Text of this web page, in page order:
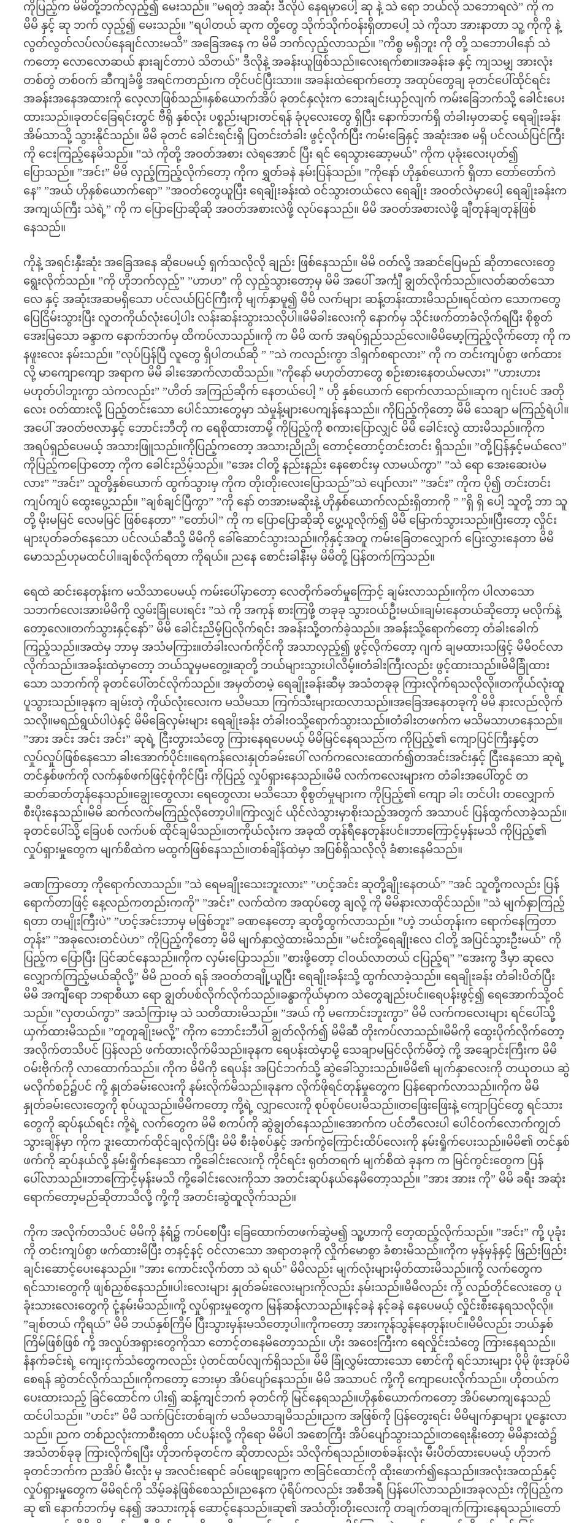
ကိုပြည့်က မိမိတို့ဘက်လှည့်၍ မေးသည်။ ”မရတဲ့ အဆုံး ဒီလိုပဲ နေရမှာပေါ့ ဆု နဲ့ သဲ ရော ဘယ်လို သဘောရလဲ” ကို က
မိမိ နှင့် ဆု ဘက် လှည့်၍ မေးသည်။ ”ရပါတယ် ဆုက တို့တွေ သိုက်သိုက်ဝန်းရှိတာပေါ့ သဲ ကိုသာ အားနာတာ သူ့ ကိုကို နဲ့
လွတ်လွတ်လပ်လပ်နေချင်လားမသိ” အခြေအနေ က မိမိ ဘက်လှည့်လာသည်။ ”ကိစ္စ မရှိဘူး ကို တို့ သဘောပါနော် သဲ
ကတော့ လောလောဆယ် နားချင်တာပဲ သိတယ်” ဒီလိုနဲ့ အခန်းယူဖြစ်သည်။လေးရက်စာ။အခန်းခ နှင့် ကျသမျှ အားလုံး
တစ်တွဲ တစ်ဝက် ဆီကျခံဖို့ အရင်ကတည်းက တိုင်ပင်ပြီးသား။ အခန်းထဲရောက်တော့ အထုပ်တွေချ ခုတင်ပေါ်ထိုင်ရင်း
အခန်းအနေအထားကို လေ့လာဖြစ်သည်။နှစ်ယောက်အိပ် ခုတင်နှလုံးက ဘေးချင်းယှဉ်လျက် ကမ်းခြေဘက်သို့ ခေါင်းပေး
ထားသည်။ခုတင်ခြေရင်းတွင် ဗီရို နှစ်လုံး ပစ္စည်းများတင်ရန် ခုံပုလေးတွေ ရှိပြီး နောက်ဘက်ရှိ တံခါးမှတဆင့် ရေချိုးခန်း
အိမ်သာသို့ သွားနိုင်သည်။ မိမိ ခုတင် ခေါင်းရင်းရှိ ပြတင်းတံခါး ဖွင့်လိုက်ပြီး ကမ်းခြေနှင့် အဆုံးအစ မရှိ ပင်လယ်ပြင်ကြီး
ကို ငေးကြည့်နေမိသည်။ ”သဲ ကိုတို့ အဝတ်အစား လဲရအောင် ပြီး ရင် ရေသွားဆော့မယ်” ကိုက ပုခုံးလေးပုတ်၍
ပြောသည်။ ”အင်း” မိမိ လှည့်ကြည့်လိုက်တော့ ကိုက ရွှတ်ခနဲ နမ်းပြန်သည်။ ”ကိုနော် ဟိုနှစ်ယောက် ရှိတာ တော်တော်ကဲ
နေ” ”အယ် ဟိုနှစ်ယောက်ရော” ”အဝတ်တွေယူပြီး ရေချိုးခန်းထဲ ဝင်သွားတယ်လေ ရေချိုး အဝတ်လဲမှာပေါ့ ရေချိုးခန်းက
အကျယ်ကြီး သဲရဲ့” ကို က ပြောပြောဆိုဆို အဝတ်အစားလဲဖို့ လုပ်နေသည်။ မိမိ အဝတ်အစားလဲဖို့ ချီတုန်ချတုန်ဖြစ်
နေသည်။
ကိုနဲ့ အရင်းနှီးဆုံး အခြေအနေ ဆိုပေမယ့် ရှက်သလိုလို ချည်း ဖြစ်နေသည်။ မိမိ ဝတ်လို့ အဆင်ပြေမည် ဆိုတာလေးတွေ
ရွေးလိုက်သည်။ ”ကို ဟိုဘက်လှည့်” ”ဟာဟ” ကို လှည့်သွားတော့မှ မိမိ အပေါ် အင်္ကျီ ချွတ်လိုက်သည်။လတ်ဆတ်သော
လေ နှင့် အဆုံးအဆမရှိသော ပင်လယ်ပြင်ကြီးကို မျက်နှာမူ၍ မိမိ လက်များ ဆန့်တန်းထားမိသည်။ရင်ထဲက သောကတွေ
ပြေငြိမ်းသွားပြီး လူတကိုယ်လုံးပေါ့ပါး လန်းဆန်းသွားသလိုပါ။မိမိခါးလေးကို နောက်မှ သိုင်းဖက်တာခံလိုက်ရပြီး စိုစွတ်
အေးမြသော ခန္ဒာက နောက်ဘက်မှ ထိကပ်လာသည်။ကို က မိမိ ထက် အရပ်ရှည်သည်လေ။မိမိမော့ကြည့်လိုက်တော့ ကို က
နဖူးလေး နမ်းသည်။ ”လုပ်ပြန်ပြီ လူတွေ ရှိပါတယ်ဆို ” ”သဲ ကလည်းကွာ ဒါရှက်စရာလား” ကို က တင်းကျပ်စွာ ဖက်ထား
လို့ မာကျောကျော အရာက မိမိ ခါးအောက်လာထိသည်။ ”ကိုနော် မဟုတ်တာတွေ စဉ်းစားနေတယ်မလား” ”ဟားဟား
မဟုတ်ပါဘူးကွာ သဲကလည်း” ”ဟိတ် အကြည်ဆိုက် နေတယ်ပေါ့ ” ဟို နှစ်ယောက် ရောက်လာသည်။ဆုက ဂျင်းပင် အတို
လေး ဝတ်ထားလို့ ပြည့်တင်းသော ပေါင်သားတွေမှာ သဲမှုန့်များပေကျန်နေသည်။ ကိုပြည့်ကိုတော့ မိမိ သေချာ မကြည့်ရဲပါ။
အပေါ် အဝတ်ဗလာနှင့် ဘောင်းဘီတို က ရေစိုထားတာမို့ ကိုပြည့်ကို စကားပြောလျှင် မိမိ ခေါင်းလွဲ ထားမိသည်။ကိုက
အရပ်ရှည်ပေမယ့် အသားဖြူသည်။ကိုပြည့်ကတော့ အသားညိုညို တောင့်တောင့်တင်းတင်း ရှိသည်။ ”တို့ပြန်နှင့်မယ်လေ”
ကိုပြည့်ကပြောတော့ ကိုက ခေါင်းညိမ့်သည်။ ”အေး ငါတို့ နည်းနည်း နေစောင်းမှ လာမယ်ကွာ” ”သဲ ရော အေးဆေးပဲမ
လား” ”အင်း” သူတို့နှစ်ယောက် ထွက်သွားမှ ကိုက တိုးတိုးလေးပြောသည်”သဲ ပျော်လား” ”အင်း” ကိုက ပို၍ တင်းတင်း
ကျပ်ကျပ် ထွေးပွေ့သည်။ ”ချစ်ချင်ပြီကွာ” ”ကို နော် တအားမဆိုးနဲ့ ဟိုနှစ်ယောက်လည်းရှိတာကို ” ”ရှိ ရှိ ပေါ့ သူတို့ ဘာ သူ
တို့ မိုးမမြင် လေမမြင် ဖြစ်နေတာ” ”တော်ပါ” ကို က ပြောပြောဆိုဆို ပွေ့ယူလိုက်၍ မိမိ မြောက်သွားသည်။ပြီးတော့ လှိုင်း
များပုတ်ခတ်နေသော ပင်လယ်ဆီသို့ မိမိကို ခေါ်ဆောင်သွားသည်။ကိုနှင့်အတူ ကမ်းခြေတလျှောက် ပြေးလွှားနေတာ မိမိ
မောသည်ဟုမထင်ပါ။ချစ်လိုက်ရတာ ကိုရယ်။ ညနေ စောင်းခါနီးမှ မိမိတို့ ပြန်တက်ကြသည်။
ရေထဲ ဆင်းနေတုန်းက မသိသာပေမယ့် ကမ်းပေါ်မှာတော့ လေတိုက်ခတ်မှုကြောင့် ချမ်းလာသည်။ကိုက ပါလာသော
သဘက်လေးအားမိမိကို လွှမ်းခြုံပေးရင်း ”သဲ ကို အကုန် စားကြဖို့ တခုခု သွားဝယ်ဦးမယ်။ချမ်းနေတယ်ဆိုတော့ မလိုက်နဲ့
တော့လေ။တက်သွားနှင့်နော်” မိမိ ခေါင်းညိမ့်ပြလိုက်ရင်း အခန်းသို့တက်ခဲ့သည်။ အခန်းသို့ရောက်တော့ တံခါးခေါက်
ကြည့်သည်။အထဲမှ ဘာမှ အသံမကြား။တံခါးလက်ကိုင်ကို အသာလှည့်၍ ဖွင့်လိုက်တော့ ဂျက် ချမထားသဖြင့် မိမိဝင်လာ
လိုက်သည်။အခန်းထဲမှာတော့ ဘယ်သူမှမတွေ့။ဆုတို့ ဘယ်များသွားပါလိမ့်။တံခါးကြီးလည်း ဖွင့်ထားသည်။မိမိခြုံထား
သော သဘက်ကို ခုတင်ပေါ်တင်လိုက်သည်။ အမှတ်တမဲ့ ရေချိုးခန်းဆီမှ အသံတခုခု ကြားလိုက်ရသလိုလို။တကိုယ်လုံးထူ
ပူသွားသည်။ခုနက ချမ်းတဲ့ ကိုယ်လုံးလေးက မသိမသာ ကြက်သီးများထလာသည်။အခြေအနေတခုကို မိမိ နားလည်လိုက်
သလို။မရည်ရွယ်ပါပဲနှင့် မိမိခြေလှမ်းများ ရေချိုးခန်း တံခါးဝသို့ရောက်သွားသည်။တံခါးတဖက်က မသိမသာဟနေသည်။
”အား အင်း အင်း အင်း” ဆုရဲ့ ငြီးတွားသံတွေ ကြားနေရပေမယ့် မိမိမြင်နေရသည်က ကိုပြည့်၏ ကျောပြင်ကြီးနှင့်တ
လှုပ်လှုပ်ဖြစ်နေသော ခါးအောက်ပိုင်း။ရေကန်လေးနှုတ်ခမ်းပေါ် လက်ကလေးထောက်၍တအင်းအင်းနှင့် ငြီးနေသော ဆုရဲ့
တင်နှစ်ဖက်ကို လက်နှစ်ဖက်ဖြင့်စုံကိုင်ပြီး ကိုပြည့် လှုပ်ရှားနေသည်။မိမိ လက်ကလေးများက တံခါးအပေါ်တွင် တ
ဆတ်ဆတ်တုန်နေသည်။ချွေးတွေလား ရေတွေလား မသိသော စိုစွတ်မှုများက ကိုပြည့်၏ ကျော ခါး တင်ပါး တလျှောက်
စီးပိုးနေသည်။မိမိ ဆက်လက်မကြည့်လိုတော့ပါ။ကြာလျှင် ယိုင်လဲသွားမှာစိုးသည့်အတွက် အသာပင် ပြန်ထွက်လာခဲ့သည်။
ခုတင်ပေါ်သို့ ခြေပစ် လက်ပစ် ထိုင်ချမိသည်။တကိုယ်လုံးက အခုထိ တုန်ရီနေတုန်းပင်။ဘာကြောင့်မှန်းမသိ ကိုပြည့်၏
လှုပ်ရှားမှုတွေက မျက်စိထဲက မထွက်ဖြစ်နေသည်။တစ်ချိန်ထဲမှာ အပြစ်ရှိသလိုလို ခံစားနေမိသည်။
ခဏကြာတော့ ကိုရောက်လာသည်။ ”သဲ ရေမချိုးသေးဘူးလား” ”ဟင့်အင်း ဆုတို့ချိုးနေတယ်” ”အင် သူတို့ကလည်း ပြန်
ရောက်တာဖြင့် နေ့လည်ကတည်းကကို” ”အင်း” လက်ထဲက အထုပ်တွေ ချလို့ ကို မိမိနားလာထိုင်သည်။ ”သဲ မျက်နှာကြည့်
ရတာ တမျိုးကြီးပဲ” ”ဟင့်အင်းဘာမှ မဖြစ်ဘူး” ခဏနေတော့ ဆုတို့ထွက်လာသည်။ ”ဟဲ့ ဘယ်တုန်းက ရောက်နေကြတာ
တုန်း” ”အခုလေးတင်ပဲဟ” ကိုပြည့်ကိုတော့ မိမိ မျက်နှာလွှဲထားမိသည်။ ”မင်းတို့ရေချိုးလေ ငါတို့ အပြင်သွားဦးမယ်” ကို
ပြည့်က ပြောပြီး ပြင်ဆင်နေသည်။ကိုက လှမ်းပြောသည်။ ”စားဖို့တော့ ငါဝယ်လာတယ် ငပြည့်ရ” ”အေးကွ ဒီမှာ ဆုလေ
လျှောက်ကြည့်မယ်ဆိုလို့” မိမိ ညဝတ် ရန် အဝတ်တချို့ယူပြီး ရေချိုးခန်းသို့ ထွက်လာခဲ့သည်။ ရေချိုးခန်း တံခါးပိတ်ပြီး
မိမိ အကျီရော ဘရာစီယာ ရော ချွတ်ပစ်လိုက်လိုက်သည်။ခန္ဓာကိုယ်မှာက သဲတွေချည်းပင်။ရေပန်းဖွင့်၍ ရေအောက်သို့ဝင်
သည်။ ”လှတယ်ကွာ” အသံကြားမှ သဲ သတိထားမိသည်။ ”အယ် ကို မကောင်းဘူးကွာ” မိမိ လက်ကလေးများ ရင်ပေါ်သို့
ယှက်ထားမိသည်။ ”တူတူချိုးမလို့” ကိုက ဘောင်းဘီပါ ချွတ်လိုက်၍ မိမိဆီ တိုးကပ်လာသည်။မိမိကို ထွေးပိုက်လိုက်တော့
အလိုက်တသိပင် ပြန်လည် ဖက်ထားလိုက်မိသည်။ခုနက ရေပန်းထဲမှာမို့ သေချာမမြင်လိုက်မိတဲ့ ကို့ အချောင်းကြီးက မိမိ
ဝမ်းဗိုက်ကို လာထောက်သည်။ ကိုက မိမိကို ရေပန်း အပြင်ဘက်သို့ ဆွဲခေါ်သွားသည်။မိမိ၏ မျက်နှာလေးကို တယုတယ ဆွဲ
မလိုက်စဉ်၌ပင် ကို့ နှုတ်ခမ်းလေးကို နမ်းလိုက်မိသည်။ခုနက လိုက်ဖိုရင်တုန်မှုတွေက ပြန်ရောက်လာသည်။ကိုက မိမိ
နှုတ်ခမ်းလေးတွေကို စုပ်ယူသည်။မိမိကတော့ ကို့ရဲ့ လျှာလေးကို စုပ်စုပ်ပေးမိသည်။တဖြေးဖြေးနဲ့ ကျောပြင်တွေ ရင်သား
တွေကို ဆုပ်နယ်ရင်း ကို့ရဲ့ လက်တွေက မိမိ စကပ်ကို ဆွဲချွတ်နေသည်။အောက်က ပင်တီလေးပါ ပေါင်ဝက်လောက်ကျွတ်
သွားချိန်မှာ ကိုက ဒူးထောက်ထိုင်ချလိုက်ပြီး မိမိ စီးခုံစပ်နှင့် အက်ကွဲကြောင်းထိပ်လေးကို နမ်းရှိုက်ပေးသည်။မိမိ၏ တင်နှစ်
ဖက်ကို ဆုပ်နယ်လို့ နမ်းရှိုက်နေသော ကို့ခေါင်းလေးကို ကိုင်ရင်း ရုတ်တရက် မျက်စိထဲ ခုနက က မြင်ကွင်းတွေက ပြန်
ပေါ်လာသည်။ဘာကြောင့်မှန်းမသိ ကို့ခေါင်းလေးကိုသာ အတင်းဆုပ်နယ်နေမိတော့သည်။ ”အား အားး ကို” မိမိ ခရီး အဆုံး
ရောက်တော့မည်ဆိုတာသိလို့ ကို့ကို အတင်းဆွဲထူလိုက်သည်။
ကိုက အလိုက်တသိပင် မိမိကို နံရံ၌ ကပ်စေပြီး ခြေထောက်တဖက်ဆွဲမ၍ သူ့ဟာကို တေ့ထည့်လိုက်သည်။ ”အင်း” ကို့ ပုခုံး
ကို တင်းကျပ်စွာ ဖက်ထားမိပြီး တနင့်နင့် ဝင်လာသော အရာတခုကို လှိုက်မောစွာ ခံစားမိသည်။ကိုက မှန်မှန်နှင့် ဖြည်းဖြည်း
ချင်းဆောင့်ပေးနေသည်။ ”အား ကောင်းလိုက်တာ သဲ ရယ်” မိမိလည်း မျက်လုံးများမှိတ်ထားမိသည်။ကို့ လက်တွေက
ရင်သားတွေကို ဖျစ်ညှစ်နေသည်။ပါးလေးများ နှုတ်ခမ်းလေးများကိုလည်း နမ်းသည်။မိမိလည်း ကို့ လည်တိုင်လေးတွေ ပု
ခုံးသားလေးတွေကို ငုံ့နမ်းမိသည်။ကို့ လှုပ်ရှားမှုတွေက မြန်ဆန်လာသည်။နင့်ခနဲ နင့်ခနဲ နေပေမယ့် လှိုင်းစီးနေရသလိုလို။
”ချစ်တယ် ကိုရယ်” မိမိ ဘယ်နှစ်ကြိမ် ပြီးသွားမှန်းမသိတော့ပါ။ကိုကတော့ အားကုန်သွန်နေတုန်းပင်။မိမိလည်း ဘယ်နှစ်
ကြိမ်ဖြစ်ဖြစ် ကို့ အလှုပ်အရှားတွေကိုသာ တောင့်တနေမိတော့သည်။ ဟိုး အဝေးကြီးက ရေလှိုင်းသံတွေ ကြားနေရသည်။
နံနက်ခင်းရဲ့ ကျေးငှက်သံတွေကလည်း ပဲ့တင်ထပ်လျက်ရှိသည်။ မိမိ ခြုံလွှမ်းထားသော စောင်ကို ရင်သားများ ပိုမို ဖုံးအုပ်မိ
စေရန် ဆွဲတင်လိုက်သည်။ကိုကတော့ ဘေးမှာ အိပ်ပျော်နေသည်။ မိမိ အသာပင် ကို့ကို ကျောပေးလိုက်သည်။ ဟိုတယ်က
ပေးထားသည့် ခြင်ထောင်က ပါး၍ ဆန့်ကျင်ဘက် ခုတင်ကို မြင်နေရသည်။ဟိုနှစ်ယောက်ကတော့ အိပ်မောကျနေသည်
ထင်ပါသည်။ ”ဟင်း” မိမိ သက်ပြင်းတစ်ချက် မသိမသာချမိသည်။ညက အဖြစ်ကို ပြန်တွေးရင်း မိမိမျက်နှာများ ပူနွေးလာ
သည်။ ညက တစ်ညလုံးကာစီးရတာ ပင်ပန်းလို့ ကိုရော မိမိပါ အစောကြီး အိပ်ပျော်သွားသည်။တရေးနိုးတော့ မိမိနားထဲ၌
အသံတစ်ခုခု ကြားလိုက်ရပြီး ဟိုဘက်ခုတင်က ဆိုတာလည်း သိလိုက်ရသည်။တစ်ခန်းလုံး မီးပိတ်ထားပေမယ့် ဟိုဘက်
ခုတင်ဘက်က ညအိပ် မီးလုံး မှ အလင်းရောင် ခပ်ဖျော့ဖျော့က ဇာခြင်ထောင်ကို ထိုးဖောက်၍နေသည်။အလုံးအထည်နှင့်
လှုပ်ရှားမှုတွေက မိမိရင်ကို သိမ့်ခနဲဖြစ်စေသည်။ညနေက ပုံရိပ်ကလည်း အစီအရီ ပြန်ပေါ်လာသည်။အခုလည်း ကိုပြည့်က
ဆု ၏ နောက်ဘက်မှ နေ၍ အသားကုန် ဆောင့်နေသည်။ဆု၏ အသံတိုးတိုးလေးကို တချက်တချက်ကြားနေရသည်။တော်